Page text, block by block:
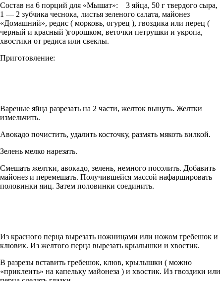
Состав на 6 порций для «Мышат»: 3 яйца, 50 г твердого сыра,
1 — 2 зубчика чеснока, листья зеленого салата, майонез
«Домашний», редис ( морковь, огурец ), гвоздика или перец (
черный и красный )горошком, веточки петрушки и укропа,
хвостики от редиса или свеклы.
Приготовление:
Вареные яйца разрезать на 2 части, желток вынуть. Желтки
измельчить.
Авокадо почистить, удалить косточку, размять мякоть вилкой.
Зелень мелко нарезать.
Смешать желтки, авокадо, зелень, немного посолить. Добавить
майонез и перемешать. Получившейся массой нафаршировать
половинки яиц. Затем половинки соединить.
Из красного перца вырезать ножницами или ножом гребешок и
клювик. Из желтого перца вырезать крылышки и хвостик.
В разрезы вставить гребешок, клюв, крылышки ( можно
«приклеить» на капельку майонеза ) и хвостик. Из гвоздики или